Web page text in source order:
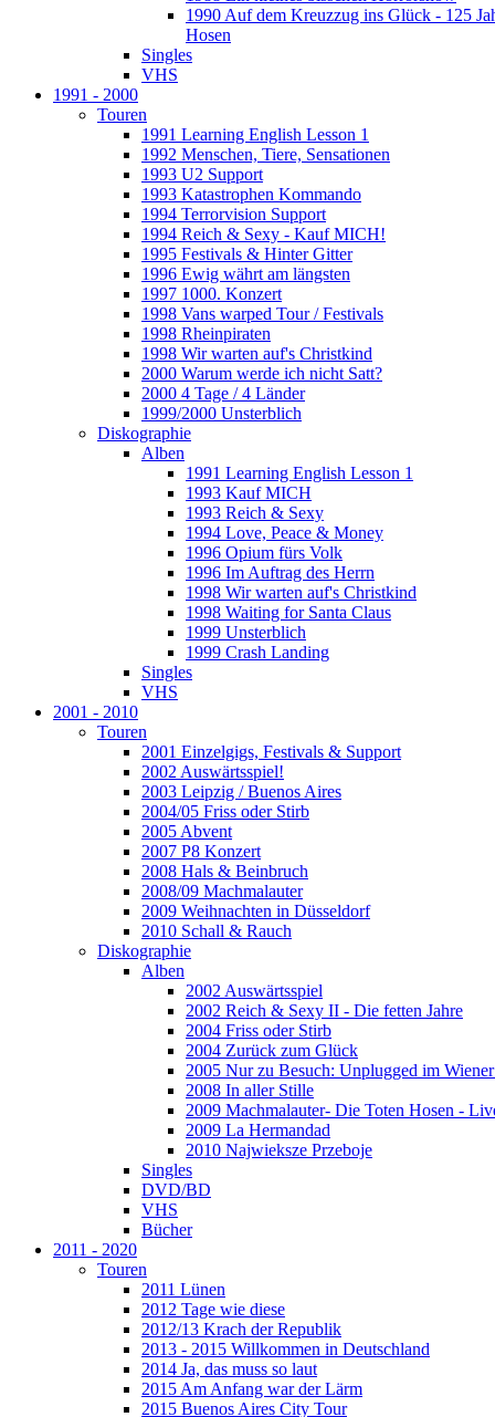
1990 Auf dem Kreuzzug ins Glück - 125
Hosen
Singles
VHS
1991 - 2000
Touren
1991 Learning English Lesson 1
1992 Menschen, Tiere, Sensationen
1993 U2 Support
1993 Katastrophen Kommando
1994 Terrorvision Support
1994 Reich & Sexy - Kauf MICH!
1995 Festivals & Hinter Gitter
1996 Ewig währt am längsten
1997 1000. Konzert
1998 Vans warped Tour / Festivals
1998 Rheinpiraten
1998 Wir warten auf's Christkind
2000 Warum werde ich nicht Satt?
2000 4 Tage / 4 Länder
1999/2000 Unsterblich
Diskographie
Alben
1991 Learning English Lesson 1
1993 Kauf MICH
1993 Reich & Sexy
1994 Love, Peace & Money
1996 Opium fürs Volk
1996 Im Auftrag des Herrn
1998 Wir warten auf's Christkind
1998 Waiting for Santa Claus
1999 Unsterblich
1999 Crash Landing
Singles
VHS
2001 - 2010
Touren
2001 Einzelgigs, Festivals & Support
2002 Auswärtsspiel!
2003 Leipzig / Buenos Aires
2004/05 Friss oder Stirb
2005 Abvent
2007 P8 Konzert
2008 Hals & Beinbruch
2008/09 Machmalauter
2009 Weihnachten in Düsseldorf
2010 Schall & Rauch
Diskographie
Alben
2002 Auswärtsspiel
2002 Reich & Sexy II - Die fetten Jahre
2004 Friss oder Stirb
2004 Zurück zum Glück
2005 Nur zu Besuch: Unplugged im
2008 In aller Stille
2009 Machmalauter- Die Toten Hosen -
2009 La Hermandad
2010 Najwieksze Przeboje
Singles
DVD/BD
VHS
Bücher
2011 - 2020
Touren
2011 Lünen
2012 Tage wie diese
2012/13 Krach der Republik
2013 - 2015 Willkommen in Deutschland
2014 Ja, das muss so laut
2015 Am Anfang war der Lärm
2015 Buenos Aires City Tour